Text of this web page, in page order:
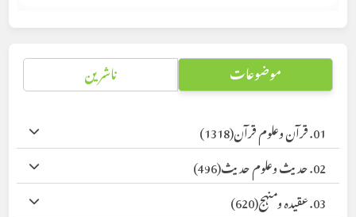
موضوعات ناشرین
01. قرآن وعلوم قرآن
(1318)
02. حدیث وعلوم حدیث
(496)
03. عقیدہ ومنہج
(620)